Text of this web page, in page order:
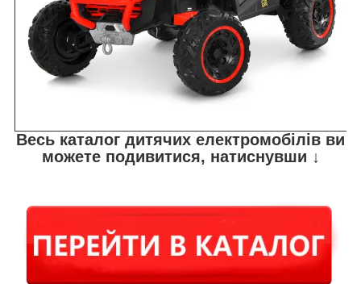
Весь каталог дитячих електромобілів ви
можете подивитися, натиснувши ↓